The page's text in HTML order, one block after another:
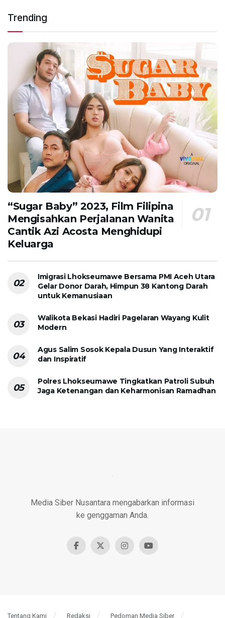
Trending
“Sugar Baby” 2023, Film Filipina
Mengisahkan Perjalanan Wanita
Cantik Azi Acosta Menghidupi
Keluarga
Imigrasi Lhokseumawe Bersama PMI Aceh Utara
Gelar Donor Darah, Himpun 38 Kantong Darah
untuk Kemanusiaan
Walikota Bekasi Hadiri Pagelaran Wayang Kulit
Modern
Agus Salim Sosok Kepala Dusun Yang Interaktif
dan Inspiratif
Polres Lhokseumawe Tingkatkan Patroli Subuh
Jaga Ketenangan dan Keharmonisan Ramadhan
Media Siber Nusantara mengabarkan informasi
ke genggaman Anda.
Tentang Kami Redaksi Pedoman Media Siber